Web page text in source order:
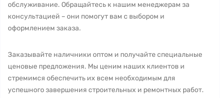
обслуживание. Обращайтесь к нашим менеджерам за
консультацией – они помогут вам с выбором и
оформлением заказа.
Заказывайте наличники оптом и получайте специальные
ценовые предложения. Мы ценим наших клиентов и
стремимся обеспечить их всем необходимым для
успешного завершения строительных и ремонтных работ.